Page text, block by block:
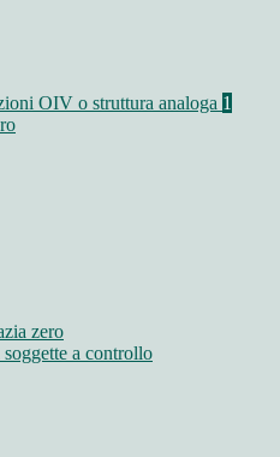
OIV o struttura analoga 1
zero
a controllo